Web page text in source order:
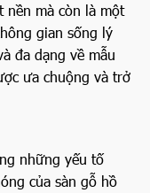
nền mà còn là một
gian sống lý
đa dạng về mẫu
ưa chuộng và trở
những yếu tố
của sàn gỗ hồ